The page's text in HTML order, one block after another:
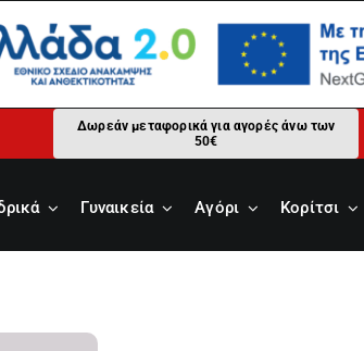
Δωρεάν μεταφορικά για αγορές άνω των
50€
Γυναικεία Αγόρι Κορίτσι